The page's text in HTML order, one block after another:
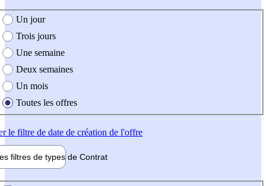
création de l'offre
Un jour
Trois jours
Une semaine
Deux semaines
Un mois
Toutes les offres
le filtre de date de création de l'offre
filtres de types de Contrat